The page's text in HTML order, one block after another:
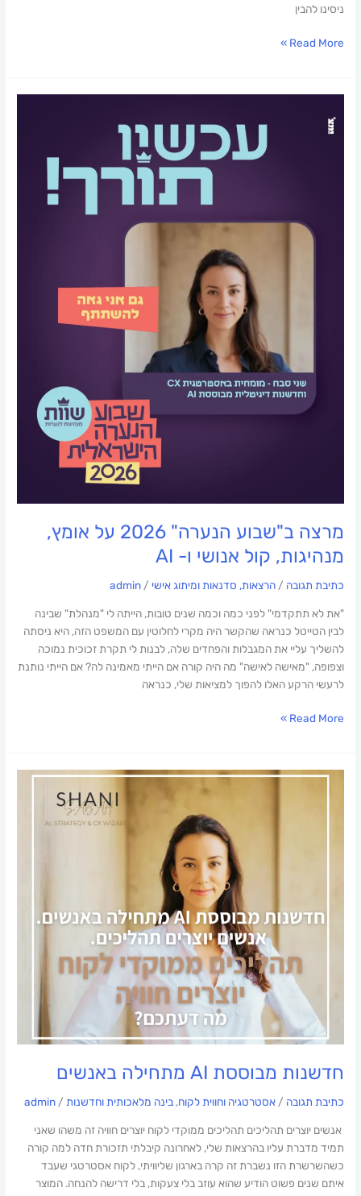
ניסינו להבין
Read More »
מרצה ב"שבוע הנערה" 2026 על אומץ,
מנהיגות, קול אנושי ו- AI
כתיבת תגובה /הרצאות, סדנאות ומיתוג אישי /
admin
"את לא תתקדמי" לפני כמה וכמה שנים טובות, הייתה לי "מנהלת" שבינה
לבין הטייטל כנראה שהקשר היה מקרי לחלוטין עם המשפט הזה, היא ניסתה
להשליך עליי את המגבלות והפחדים שלה, לבנות לי תקרת זכוכית נמוכה
וצפופה, "מאישה לאישה" מה היה קורה אם הייתי מאמינה לה? אם הייתי נותנת
לרעשי הרקע האלו להפוך למציאות שלי, כנראה
ב"שבוע
הנערה"
Read More »
חדשנות מבוססת AI מתחילה באנשים
כתיבת תגובה /אסטרטגיה וחווית לקוח,בינה מלאכותית וחדשנות /
admin
אנשים יוצרים תהליכים תהליכים ממוקדי לקוח יוצרים חוויה זה משהו שאני
תמיד מדברת עליו בהרצאות שלי, לאחרונה קיבלתי תזכורת חדה למה קורה
כשהשרשרת הזו נשברת זה קרה בארגון שליוויתי, לקוח אסטרטגי שעבד
איתם שנים פשוט הודיע שהוא עוזב בלי צעקות, בלי דרישה להנחה. המוצר
חדשנות